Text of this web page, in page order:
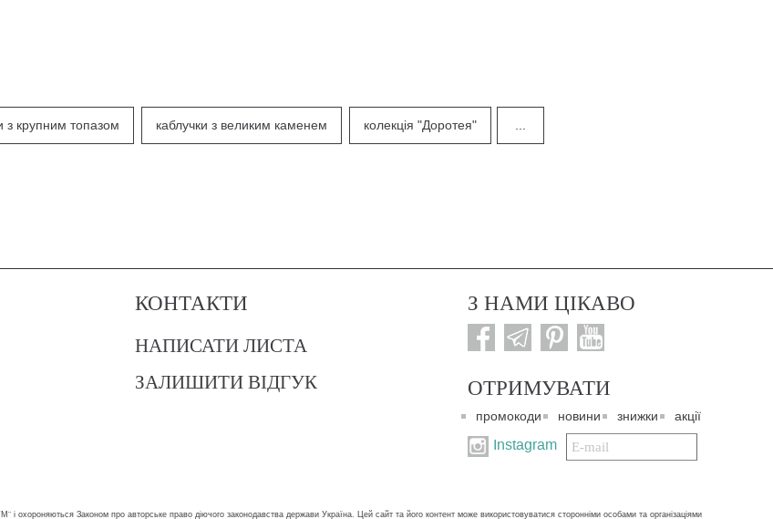
з крупним топазом каблучки з великим каменем колекція "Доротея" ...
КОНТАКТИ
НАПИСАТИ ЛИСТА
ЗАЛИШИТИ ВІДГУК
З НАМИ ЦІКАВО
ОТРИМУВАТИ
промокоди новини знижки акції
Instagram
Подписаться
на
охороняються Законом про авторське право діючого законодавства держави Україна. Цей сайт та його контент може використовуватися сторонніми особами та організаціями